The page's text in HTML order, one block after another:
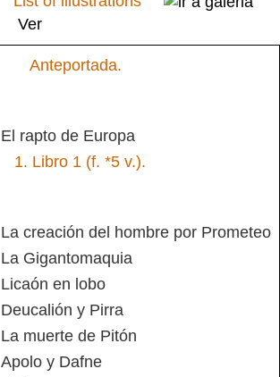
Ver
Anteportada.
El rapto de Europa
1. Libro 1 (f. *5 v.).
La creación del hombre por Prometeo
La Gigantomaquia
Licaón en lobo
Deucalión y Pirra
La muerte de Pitón
Apolo y Dafne